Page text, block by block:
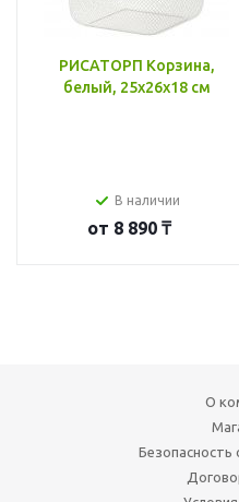
РИСАТОРП Корзина,
белый, 25x26x18 см
В наличии
от 8 890 ₸
О
Безопасность